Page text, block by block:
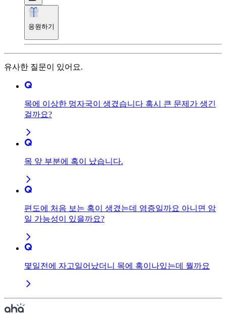
응원하기
유사한 질문이 있어요.
목에 이상한 멍자국이 생겼습니다 혹시 큰 문제가 생긴
걸까요?
목 앞 부분에 혹이 났습니다.
편도에 처음 보는 혹이 생겼는데 염증일까요 아니면 암
일 가능성이 있을까요?
몇일전에 자고일어났더니 목에 혹이나있는데 뭘까요